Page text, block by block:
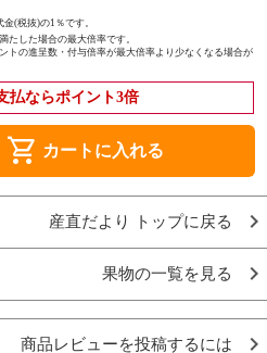
(税抜)の1％です。
たした場合の最大倍率です。
トの進呈数・付与倍率が最大倍率より少なくなる場合が
払ならポイント3倍
shopping_cart カートに入れる
産直だより トップに戻る
果物の一覧を見る
商品レビューを投稿するには